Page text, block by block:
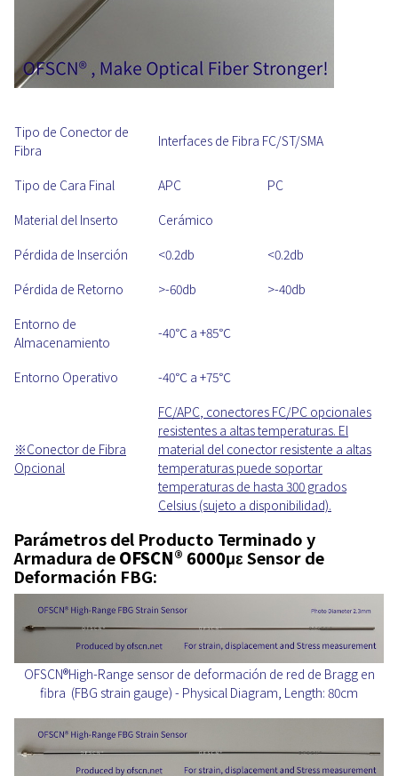
Tipo de Conector de
Fibra
Interfaces de Fibra FC/ST/SMA
Tipo de Cara Final APC
PC
Material del Inserto
Cerámico
Pérdida de Inserción
<0.2db
<0.2db
Pérdida de Retorno
>-60db
>-40db
Entorno de
Almacenamiento
-40℃ a +85℃
Entorno Operativo -40℃ a +75℃
※Conector de Fibra
Opcional
FC/APC, conectores FC/PC opcionales
resistentes a altas temperaturas. El
material del conector resistente a altas
temperaturas puede soportar
temperaturas de hasta 300 grados
Celsius (sujeto a disponibilidad).
Parámetros del Producto Terminado y
Armadura deOFSCN® 6000μεSensor de
Deformación FBG:
OFSCN®High-Range sensor de deformación de red de Bragg en
fibra (FBG strain gauge) - Physical Diagram, Length: 80cm